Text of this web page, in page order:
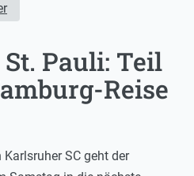
St. Pauli: Teil
Reise
SC geht der